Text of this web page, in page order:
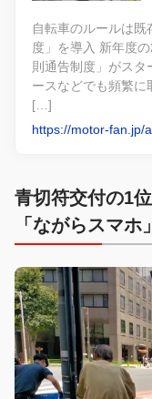
自転車のルールは既
度」を導入 新年度
則通告制度」がスタ
ースなどでも頻繁に
[…]
https://motor-fan.jp/
青切符交付の1
「ながらスマホ」